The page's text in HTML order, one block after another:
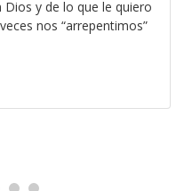
y de lo que le quiero
nos “arrepentimos”